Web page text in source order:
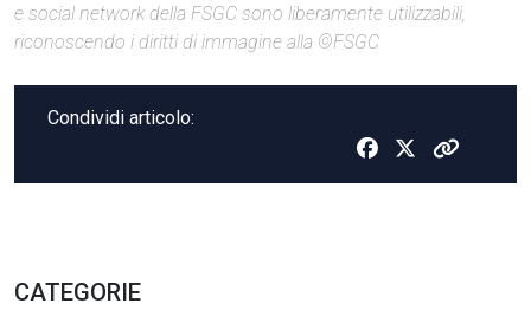
e social network della FSGC sono liberamente utilizzabili,
riconoscendo i diritti di immagine alla ©FSGC
Condividi articolo:
CATEGORIE